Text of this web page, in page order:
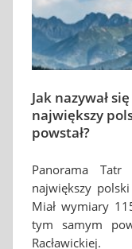
Jak nazywał
największy
powstał?
Panorama
największy
Miał wymiary
tym samym